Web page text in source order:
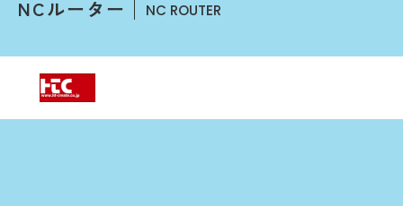
NCルーター NC ROUTER